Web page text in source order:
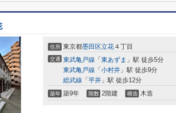
住所 東京都墨田区立花 ４丁目
交通 東武亀戸線 「 東あずま 」駅 徒歩5分
東武亀戸線 「 小村井 」駅 徒歩9分
総武線 「 平井 」駅 徒歩12分
築年 築9年 階数 2階建 構造 木造